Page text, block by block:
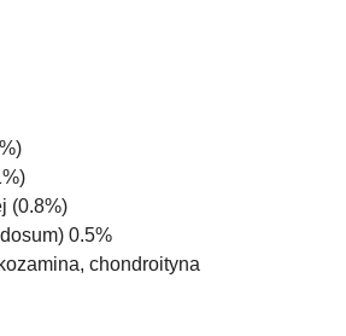
(0.8%)
0.5%
chondroityna